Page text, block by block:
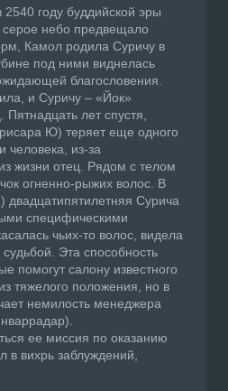
году буддийской эры
серое небо предвещало
Камол родила Суричу в
под ними виднелась
благословения.
и Суричу – «Йок»
Пятнадцать лет спустя,
Ю) теряет еще одного
человека, из-за
жизни отец. Рядом с телом
огненно-рыжих волос. В
двадцатипятилетняя Сурича
специфическими
чьих-то волос, видела
Эта способность
помогут салону известного
тяжелого положения, но в
немилость менеджера
ее миссия по оказанию
в вихрь заблуждений,